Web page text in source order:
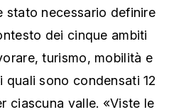
stato necessario definire
dei cinque ambiti
turismo, mobilità e
quali sono condensati 12
ciascuna valle. «Viste le